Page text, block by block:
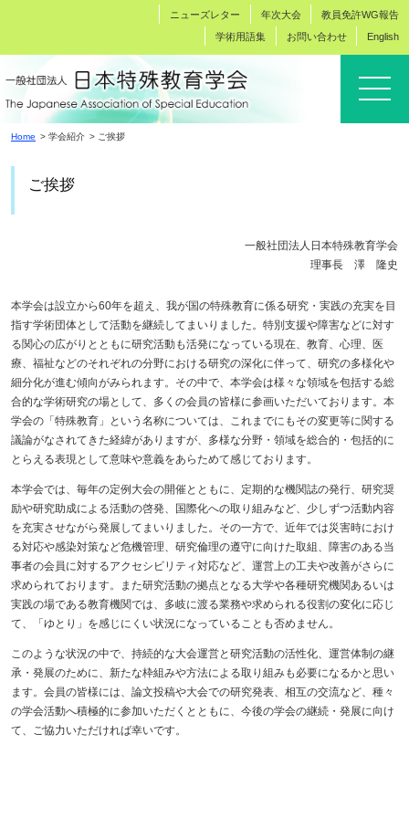
ニューズレター 年次大会
教員免許WG報告
学術用語集
お問い合わせ English
Home 学会紹介 ご挨拶
ご挨拶
一般社団法人日本特殊教育学会
理事長 澤 隆史
本学会は設立から60年を超え、我が国の特殊教育に係る研究・実践の充実を目
指す学術団体として活動を継続してまいりました。特別支援や障害などに対す
る関心の広がりとともに研究活動も活発になっている現在、教育、心理、医
療、福祉などのそれぞれの分野における研究の深化に伴って、研究の多様化や
細分化が進む傾向がみられます。その中で、本学会は様々な領域を包括する総
合的な学術研究の場として、多くの会員の皆様に参画いただいております。本
学会の「特殊教育」という名称については、これまでにもその変更等に関する
議論がなされてきた経緯がありますが、多様な分野・領域を総合的・包括的に
とらえる表現として意味や意義をあらためて感じております。
本学会では、毎年の定例大会の開催とともに、定期的な機関誌の発行、研究奨
励や研究助成による活動の啓発、国際化への取り組みなど、少しずつ活動内容
を充実させながら発展してまいりました。その一方で、近年では災害時におけ
る対応や感染対策など危機管理、研究倫理の遵守に向けた取組、障害のある当
事者の会員に対するアクセシビリティ対応など、運営上の工夫や改善がさらに
求められております。また研究活動の拠点となる大学や各種研究機関あるいは
実践の場である教育機関では、多岐に渡る業務や求められる役割の変化に応じ
て、「ゆとり」を感じにくい状況になっていることも否めません。
このような状況の中で、持続的な大会運営と研究活動の活性化、運営体制の継
承・発展のために、新たな枠組みや方法による取り組みも必要になるかと思い
ます。会員の皆様には、論文投稿や大会での研究発表、相互の交流など、種々
の学会活動へ積極的に参加いただくとともに、今後の学会の継続・発展に向け
て、ご協力いただければ幸いです。